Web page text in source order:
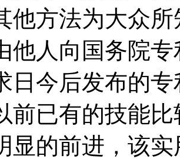
他方法为大众
他人向国务院
日今后发布的
前已有的技能
显的前进，该